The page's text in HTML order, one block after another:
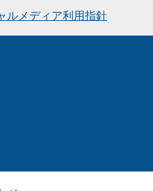
ルメディア利用指針